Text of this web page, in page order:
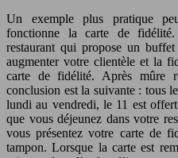
Un exemple plus pratique
fonctionne la carte de
restaurant qui propose un
augmenter votre clientèle et la
carte de fidélité. Après
conclusion est la suivante : tous
lundi au vendredi, le 11 est
que vous déjeunez dans votre
vous présentez votre carte de
tampon. Lorsque la carte est